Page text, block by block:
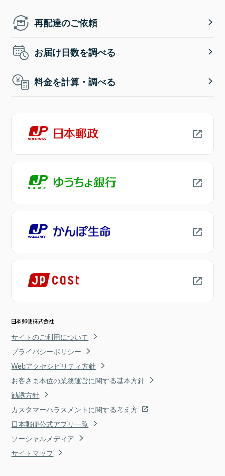
再配達のご依頼
お届け日数を調べる
料金を計算・調べる
サイトのご利用について
プライバシーポリシー
Webアクセシビリティ方針
お客さま本位の業務運営に関する基本方針
勧誘方針
カスタマーハラスメントに関する考え方
日本郵便公式アプリ一覧
ソーシャルメディア
サイトマップ